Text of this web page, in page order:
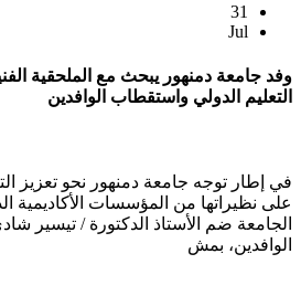
31
Jul
وفد جامعة دمنهور يبحث مع الملحقية
التعليم الدولي واستقطاب الوافدين
في إطار توجه جامعة دمنهور نحو تعزيز
على نظيراتها من المؤسسات الأكاديمية
الجامعة ضم الأستاذ الدكتورة / تيسير
الوافدين، بمش